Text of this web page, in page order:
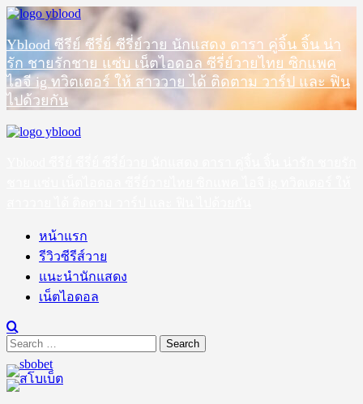
Skip
to
content
Yblood ซีรีย์ ซีรี่ย์ ซีรี่ย์วาย นักแสดง ดารา คู่จิ้น จิ้น น่า
รัก ชายรักชาย แซ่บ เน็ตไอดอล ซีรี่ย์วายไทย ซิกแพค
ไอจี ig ทวิตเตอร์ ให้ สาววาย ได้ ติดตาม วาร์ป และ ฟิน
ไปด้วยกัน
Primary
หน้าแรก
รีวิวซีรีส์วาย
แนะนำนักแสดง
เน็ตไอดอล
Search
for: